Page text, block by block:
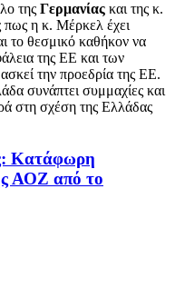
της Γερμανίας και της κ.
πως η κ. Μέρκελ έχει
το θεσμικό καθήκον να
της ΕΕ και των
την προεδρία της ΕΕ.
συνάπτει συμμαχίες και
στη σχέση της Ελλάδας
Κατάφωρη
ΑΟΖ από το